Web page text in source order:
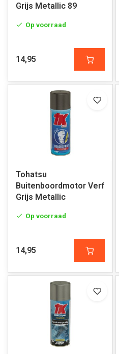
Grijs Metallic 89
Op voorraad
14,95
Tohatsu
Buitenboordmotor Verf
Grijs Metallic
Op voorraad
14,95